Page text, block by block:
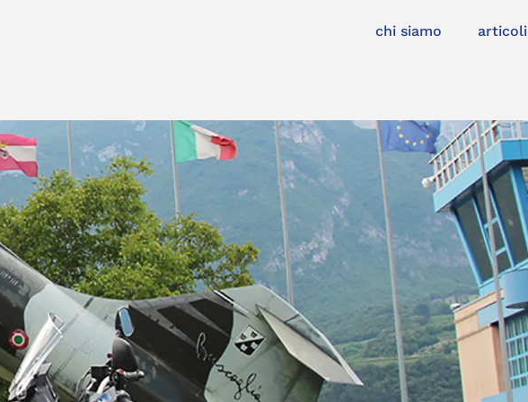
chi siamo articoli